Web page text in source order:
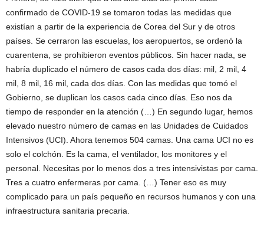
confirmado de COVID-19 se tomaron todas las medidas que
existían a partir de la experiencia de Corea del Sur y de otros
países. Se cerraron las escuelas, los aeropuertos, se ordenó la
cuarentena, se prohibieron eventos públicos. Sin hacer nada, se
habría duplicado el número de casos cada dos días: mil, 2 mil, 4
mil, 8 mil, 16 mil, cada dos días. Con las medidas que tomó el
Gobierno, se duplican los casos cada cinco días. Eso nos da
tiempo de responder en la atención (…) En segundo lugar, hemos
elevado nuestro número de camas en las Unidades de Cuidados
Intensivos (UCI). Ahora tenemos 504 camas. Una cama UCI no es
solo el colchón. Es la cama, el ventilador, los monitores y el
personal. Necesitas por lo menos dos a tres intensivistas por cama.
Tres a cuatro enfermeras por cama. (…) Tener eso es muy
complicado para un país pequeño en recursos humanos y con una
infraestructura sanitaria precaria.